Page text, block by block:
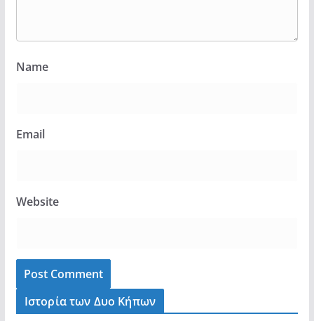
Name
Email
Website
Ιστορία των Δυο Κήπων